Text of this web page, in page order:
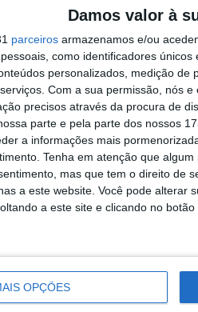
Damos valor à
parceiros armazenamos e/ou
como identificadores
personalizados, medição
Com a sua permissão, nós
precisos através da procura de
parte e pela parte dos nossos
a informações mais
Tenha em atenção que
mas que tem o direito de
a este website. Você pode alterar
a este site e clicando no
OPÇÕES
se deveram a
em
internacional da